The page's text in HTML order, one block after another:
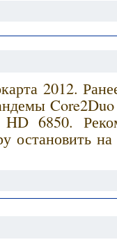
2012.
6850.
остановить на